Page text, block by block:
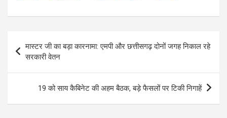
ce
o
o
k
se
g
er
at
A
p
p
e
gr
a
m
ail py
Li
n
k
ar
navigation
मास्टर जी का बड़ा कारनामा: एमपी और छत्तीसगढ़ दोनों जगह निकाल रहे
सरकारी वेतन
19 को साय कैबिनेट की अहम बैठक, बड़े फैसलों पर टिकी निगाहें